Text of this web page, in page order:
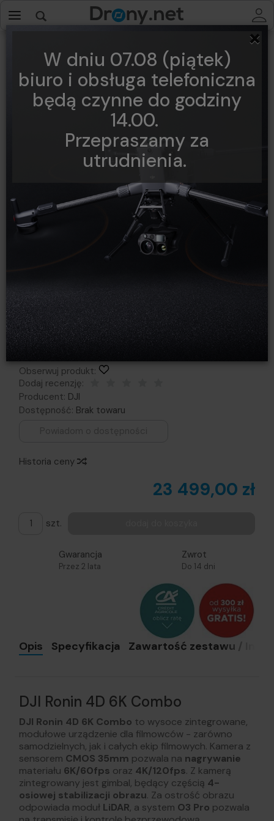
×
W dniu 07.08 (piątek)
biuro i obsługa telefoniczna
będą czynne do godziny
14.00.
Przepraszamy za
utrudnienia.
DJI Ronin 4D 6K Combo
Obserwuj produkt:
Dodaj recenzję:
Producent: DJI
Dostępność: Brak towaru
Historia ceny
23 499,00 zł
szt.
Gwarancja
Przez 2 lata
Zwrot
Do 14 dni
Opis Specyfikacja Zawartość zestawu /
DJI Ronin 4D 6K Combo
DJI Ronin 4D 6K Combo to wysoce zintegrowane,
modułowe urządzenie dla filmowców - zarówno
samodzielnych, jak i całych ekip filmowych. Kamera z
sensorem CMOS 35mm pozwala na nagrywanie
materiału 6K/60fps oraz 4K/120fps. Z kamerą
zintegrowany jest gimbal, będący częścią 4-
osiowej stabilizacji obrazu. Za ostrość obrazu
odpowiada moduł LiDAR, a system O3 Pro pozwala